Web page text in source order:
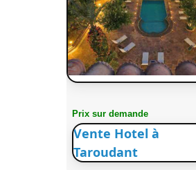
Prix sur demande
Vente Hotel à
Taroudant